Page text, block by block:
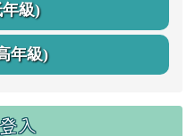
級)
年級)
入